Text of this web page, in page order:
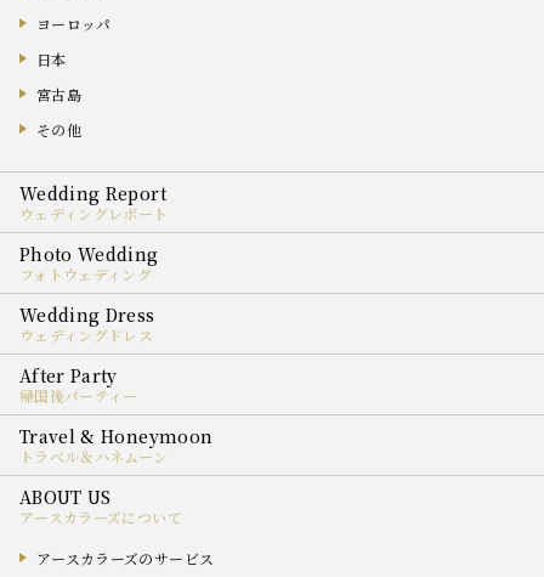
ヨーロッパ
日本
宮古島
その他
ウェディングレポート
フォトウェディング
ウェディングドレス
帰国後パーティー
トラベル＆ハネムーン
アースカラーズについて
アースカラーズのサービス